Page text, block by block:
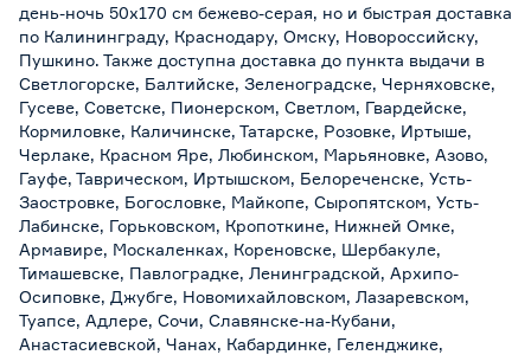
день-ночь 50х170 см бежево-серая, но и быстрая доставка
по Калининграду, Краснодару, Омску, Новороссийску,
Пушкино. Также доступна доставка до пункта выдачи в
Светлогорске, Балтийске, Зеленоградске, Черняховске,
Гусеве, Советске, Пионерском, Светлом, Гвардейске,
Кормиловке, Каличинске, Татарске, Розовке, Иртыше,
Черлаке, Красном Яре, Любинском, Марьяновке, Азово,
Гауфе, Таврическом, Иртышском, Белореченске, Усть-
Заостровке, Богословке, Майкопе, Сыропятском, Усть-
Лабинске, Горьковском, Кропоткине, Нижней Омке,
Армавире, Москаленках, Кореновске, Шербакуле,
Тимашевске, Павлоградке, Ленинградской, Архипо-
Осиповке, Джубге, Новомихайловском, Лазаревском,
Туапсе, Адлере, Сочи, Славянске-на-Кубани,
Анастасиевской, Чанах, Кабардинке, Геленджике,